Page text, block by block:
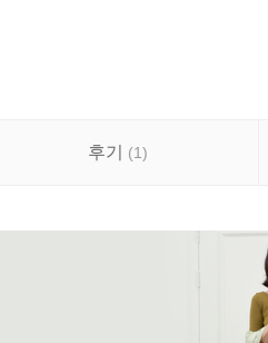
후기 (1)